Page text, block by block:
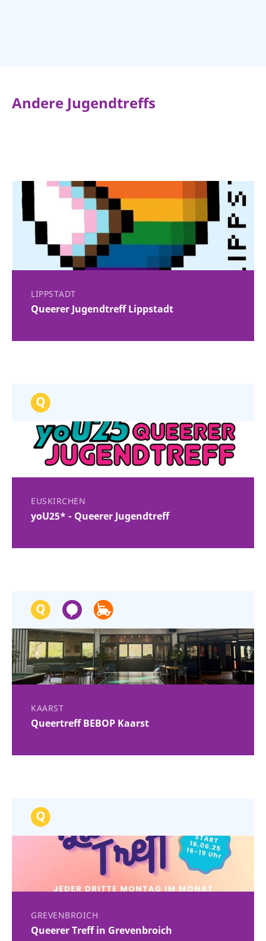
Andere Jugendtreffs
LIPPSTADT
Queerer Jugendtreff Lippstadt
EUSKIRCHEN
yoU25* - Queerer Jugendtreff
KAARST
Queertreff BEBOP Kaarst
GREVENBROICH
Queerer Treff in Grevenbroich